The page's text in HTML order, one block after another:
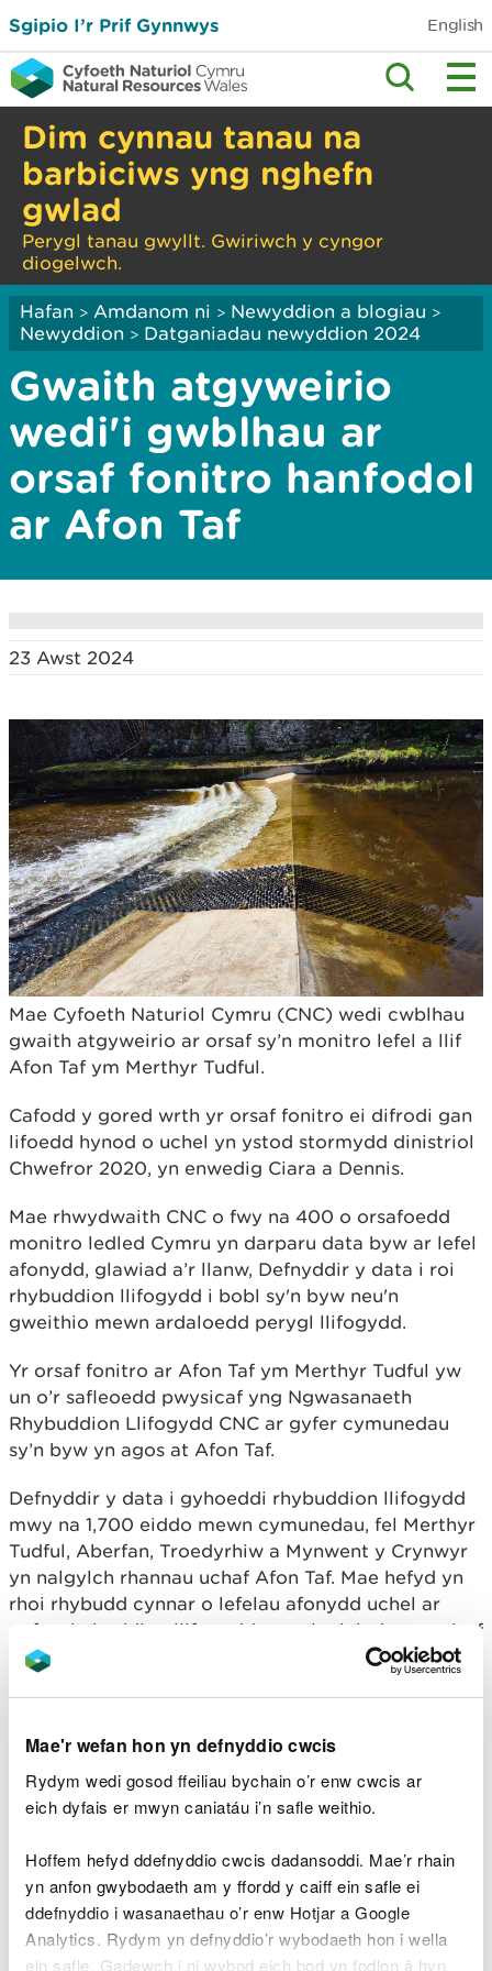
Mae'r wefan hon yn defnyddio cwcis
Rydym wedi gosod ffeiliau bychain o’r enw cwcis ar
eich dyfais er mwyn caniatáu i’n safle weithio.
Hoffem hefyd ddefnyddio cwcis dadansoddi. Mae’r rhain
yn anfon gwybodaeth am y ffordd y caiff ein safle ei
ddefnyddio i wasanaethau o’r enw Hotjar a Google
Analytics. Rydym yn defnyddio’r wybodaeth hon i wella
ein safle. Gadewch i ni wybod eich bod yn fodlon â hyn.
Sgipio I’r Prif Gynnwys English
Dim cynnau tanau na
barbiciws yng nghefn
gwlad
Perygl tanau gwyllt. Gwiriwch y cyngor
diogelwch.
Hafan > Amdanom ni > Newyddion a blogiau >
Newyddion > Datganiadau newyddion 2024
Gwaith atgyweirio
wedi'i gwblhau ar
orsaf fonitro hanfodol
ar Afon Taf
23 Awst 2024
Mae Cyfoeth Naturiol Cymru (CNC) wedi cwblhau
gwaith atgyweirio ar orsaf sy’n monitro lefel a llif
Afon Taf ym Merthyr Tudful.
Cafodd y gored wrth yr orsaf fonitro ei difrodi gan
lifoedd hynod o uchel yn ystod stormydd dinistriol
Chwefror 2020, yn enwedig Ciara a Dennis.
Mae rhwydwaith CNC o fwy na 400 o orsafoedd
monitro ledled Cymru yn darparu data byw ar lefel
afonydd, glawiad a’r llanw, Defnyddir y data i roi
rhybuddion llifogydd i bobl sy'n byw neu'n
gweithio mewn ardaloedd perygl llifogydd.
Yr orsaf fonitro ar Afon Taf ym Merthyr Tudful yw
un o’r safleoedd pwysicaf yng Ngwasanaeth
Rhybuddion Llifogydd CNC ar gyfer cymunedau
sy’n byw yn agos at Afon Taf.
Defnyddir y data i gyhoeddi rhybuddion llifogydd
mwy na 1,700 eiddo mewn cymunedau, fel Merthyr
Tudful, Aberfan, Troedyrhiw a Mynwent y Crynwyr
yn nalgylch rhannau uchaf Afon Taf. Mae hefyd yn
rhoi rhybudd cynnar o lefelau afonydd uchel ar
gyfer rhybuddion llifogydd yn nalgylch rhannau isaf
Afon Taf, gan gynnwys Pontypridd a Chaerdydd.
Fe wnaeth arolwg deifio a gynhaliwyd wrth
ardaloedd o ddifrod i'r concrit a oedd wedi gadael
bariau atgyfnerthu dur yn agored. Nododd yr
arolwg hefyd ddifrod i'r bafflau pysgod a'r teils
fyny'r afon i silio.
Cwblhawyd y gwaith dylunio ac atgyweirio gan
gontractwyr ym mis Mehefin a mis Gorffennaf ar
gost o £200,000.